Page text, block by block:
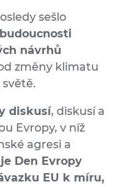
sešlo
návrhů
změny klimatu
diskusí, diskusí a
Evropy, v níž
agresi a
je Den Evropy
EU k míru,